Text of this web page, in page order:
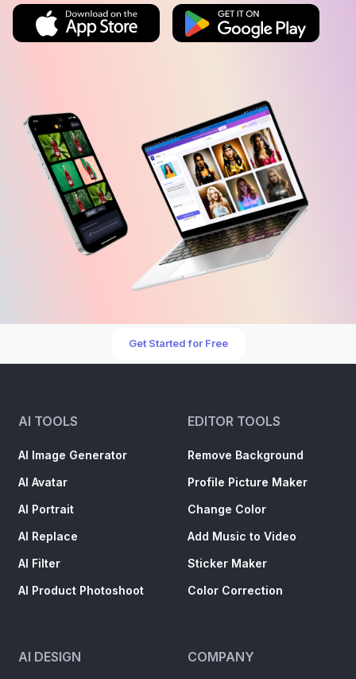
Get Started for Free
AI TOOLS
AI Image Generator
AI Avatar
AI Portrait
AI Replace
AI Filter
AI Product Photoshoot
EDITOR TOOLS
Remove Background
Profile Picture Maker
Change Color
Add Music to Video
Sticker Maker
Color Correction
AI DESIGN COMPANY